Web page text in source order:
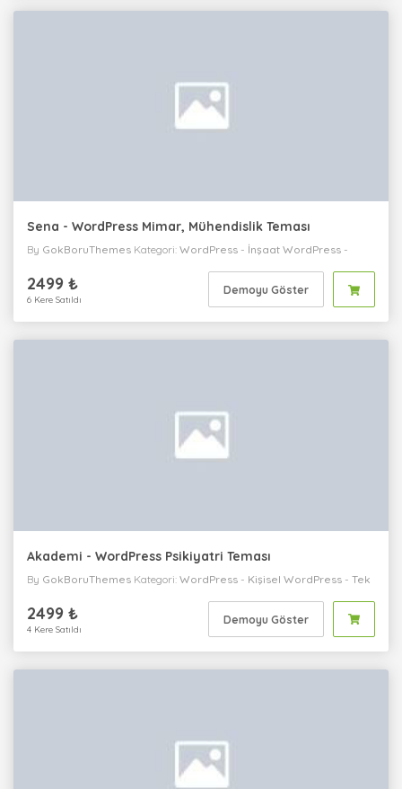
Sena - WordPress Mimar, Mühendislik Teması
By GokBoruThemes Kategori: WordPress - İnşaat WordPress -
2499 ₺
6 Kere Satıldı
Demoyu Göster
Akademi - WordPress Psikiyatri Teması
By GokBoruThemes Kategori: WordPress - Kişisel WordPress - Tek
2499 ₺
4 Kere Satıldı
Demoyu Göster